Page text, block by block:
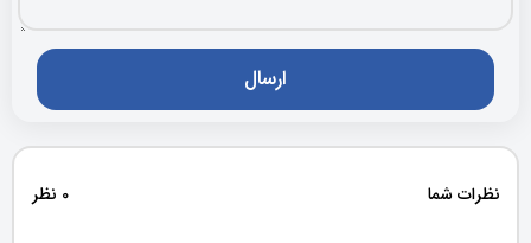
نظرات شما 0 نظر